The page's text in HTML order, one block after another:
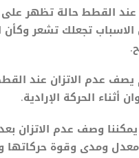
عند القطط حالة تظهر
تجعلك تشعر وكأن
عدم الاتزان عند
أثناء الحركة الإرادية.
وصف عدم الاتزان
ومدى وقوة حركاتها